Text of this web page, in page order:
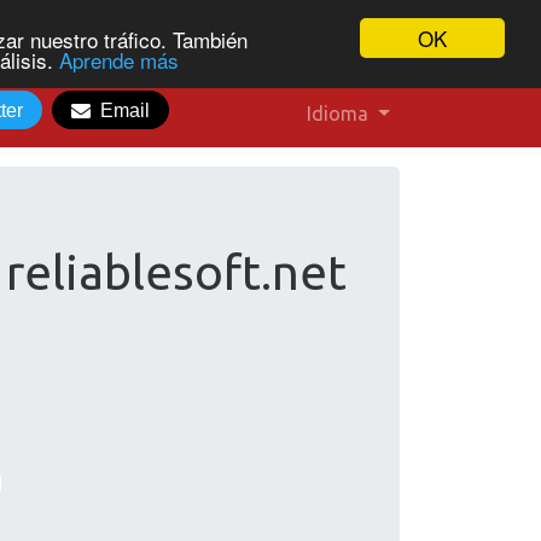
OK
nuestro tráfico. También
Aprende más
Email Idioma
reliablesoft.net